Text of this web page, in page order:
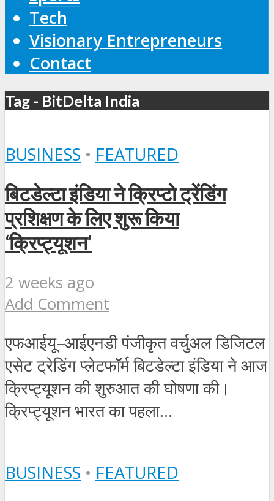
Tech
Visionary Entrepreneurs
Contact
Tag - BitDelta India
BUSINESS • FEATURED
बिटडेल्टा इंडिया ने क्रिप्टो ट्रेंडिंग
प्रशिक्षण के लिए शुरू किया
‘क्रिप्ट्यूशन’
2 weeks ago
Add Comment
एफआईयू–आईएनडी पंजीकृत वर्चुअल डिजिटल
एसेट ट्रेडिंग प्लेटफॉर्म बिटडेल्टा इंडिया ने आज
क्रिप्ट्यूशन की शुरुआत की घोषणा की।
क्रिप्ट्यूशन भारत का पहला...
BUSINESS • FEATURED